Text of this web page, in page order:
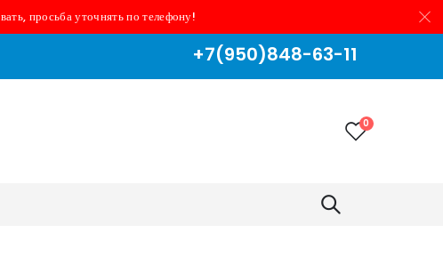
просьба уточнять по телефону!
+7(950)848-63-11
0